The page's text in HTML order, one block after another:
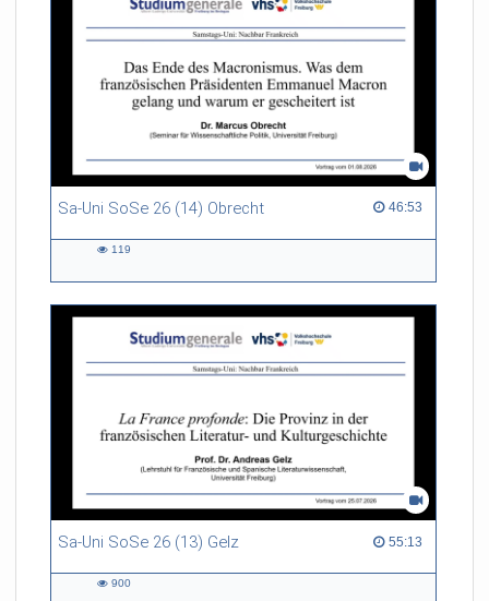
Sa-Uni SoSe 26 (14) Obrecht 46:53
46:53 duration
119
Sa-Uni SoSe 26 (13) Gelz 55:13
55:13 duration
900